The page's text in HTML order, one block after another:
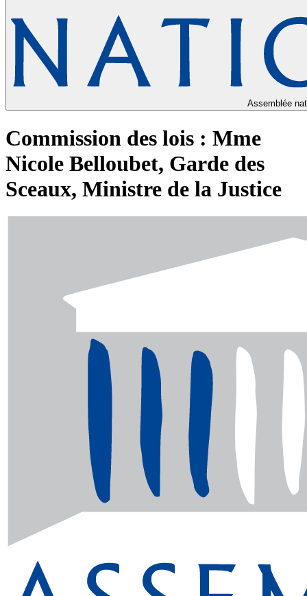
Assemblée
Commission des lois : Mme
Nicole Belloubet, Garde des
Sceaux, Ministre de la Justice